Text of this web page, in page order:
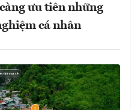
ưu tiên những
cá nhân